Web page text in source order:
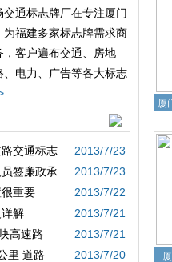
厦
通标志牌厂在专注厦门
福建多家标志牌需求商
客户遍布交通、房地
电力、广告等各大标志
交通标志
2013/7/23
签廉政承
2013/7/23
重要
2013/7/22
解
2013/7/21
高速路
2013/7/21
里 道路
2013/7/20